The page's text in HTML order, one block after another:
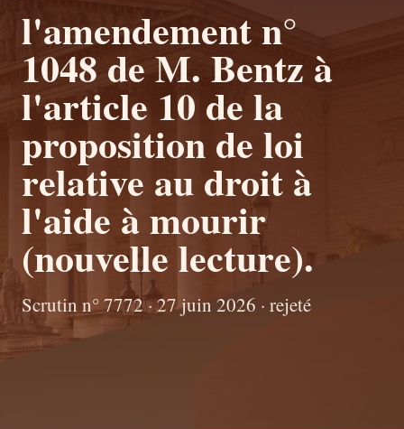
l'amendement n°
1048 de M. Bentz à
l'article 10 de la
proposition de loi
relative au droit à
l'aide à mourir
(nouvelle lecture).
Scrutin n° 7772 · 27 juin 2026 · rejeté